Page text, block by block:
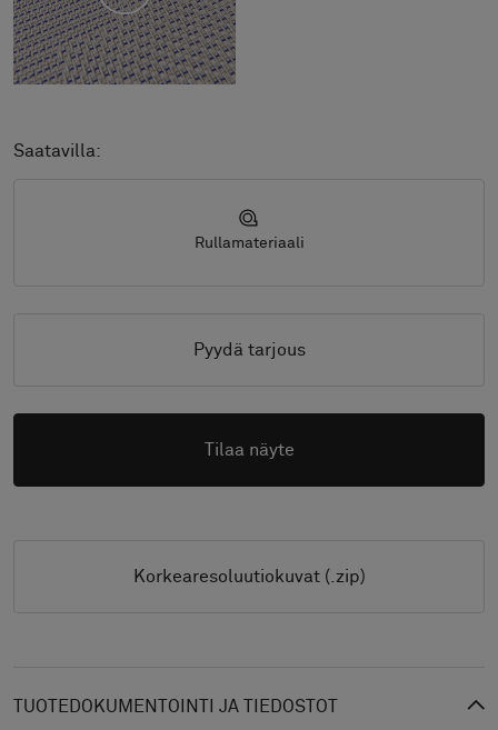
Saatavilla:
Rullamateriaali
Pyydä tarjous
Tilaa näyte
Korkearesoluutiokuvat (.zip)
TUOTEDOKUMENTOINTI JA TIEDOSTOT